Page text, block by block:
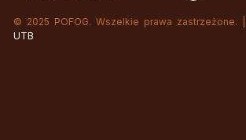
© 2025 POFOG. Wszelkie prawa zastrzeżone.
UTB